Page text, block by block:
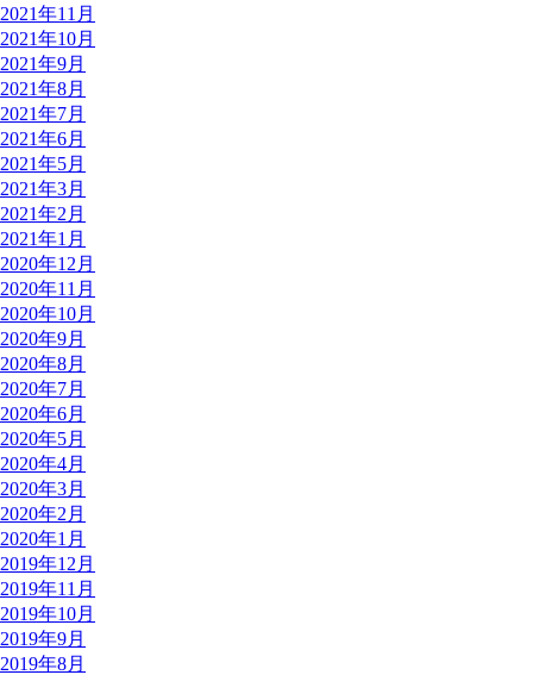
2021年11月
2021年10月
2021年9月
2021年8月
2021年7月
2021年6月
2021年5月
2021年3月
2021年2月
2021年1月
2020年12月
2020年11月
2020年10月
2020年9月
2020年8月
2020年7月
2020年6月
2020年5月
2020年4月
2020年3月
2020年2月
2020年1月
2019年12月
2019年11月
2019年10月
2019年9月
2019年8月